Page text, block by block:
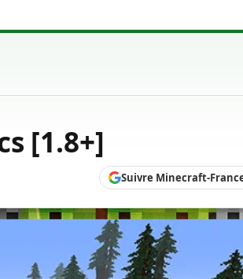
[1.8+]
Suivre Minecraft-